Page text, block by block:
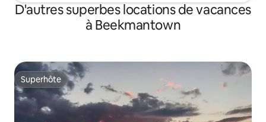
D'autres superbes locations de vacances
à Beekmantown
Superhôte
Superhôte